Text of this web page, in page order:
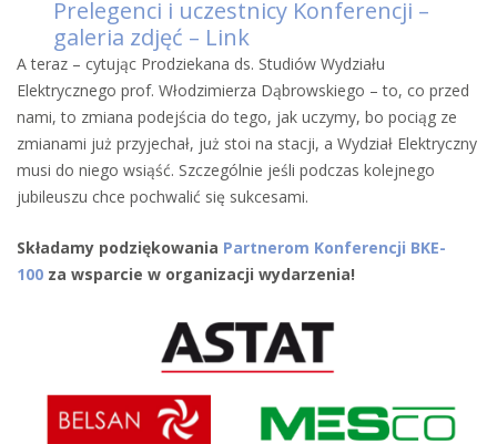
Prelegenci i uczestnicy Konferencji –
galeria zdjęć – Link
A teraz – cytując Prodziekana ds. Studiów Wydziału
Elektrycznego prof. Włodzimierza Dąbrowskiego – to, co przed
nami, to zmiana podejścia do tego, jak uczymy, bo pociąg ze
zmianami już przyjechał, już stoi na stacji, a Wydział Elektryczny
musi do niego wsiąść. Szczególnie jeśli podczas kolejnego
jubileuszu chce pochwalić się sukcesami.
Składamy podziękowania Partnerom Konferencji BKE-
100 za wsparcie w organizacji wydarzenia!